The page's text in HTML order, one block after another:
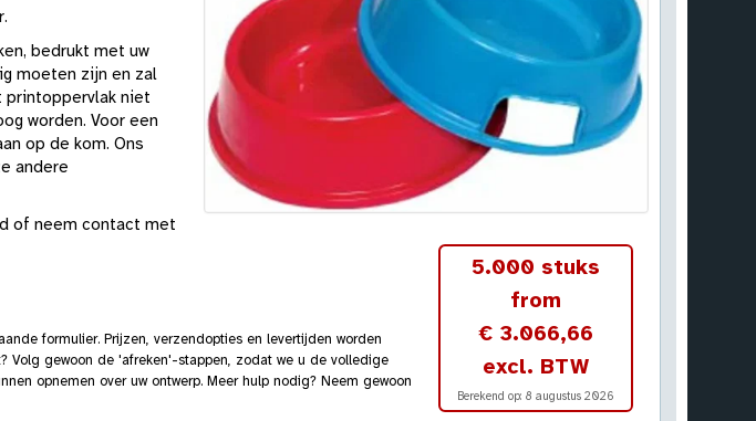
5.000 stuks
from
€ 3.066,66
excl. BTW
Berekend op: 8 augustus 2026
bedrukt met uw
moeten zijn en zal
printoppervlak niet
worden. Voor een
op de kom. Ons
andere
of neem contact met
formulier. Prijzen, verzendopties en levertijden worden
Volg gewoon de 'afreken'-stappen, zodat we u de volledige
opnemen over uw ontwerp. Meer hulp nodig? Neem gewoon